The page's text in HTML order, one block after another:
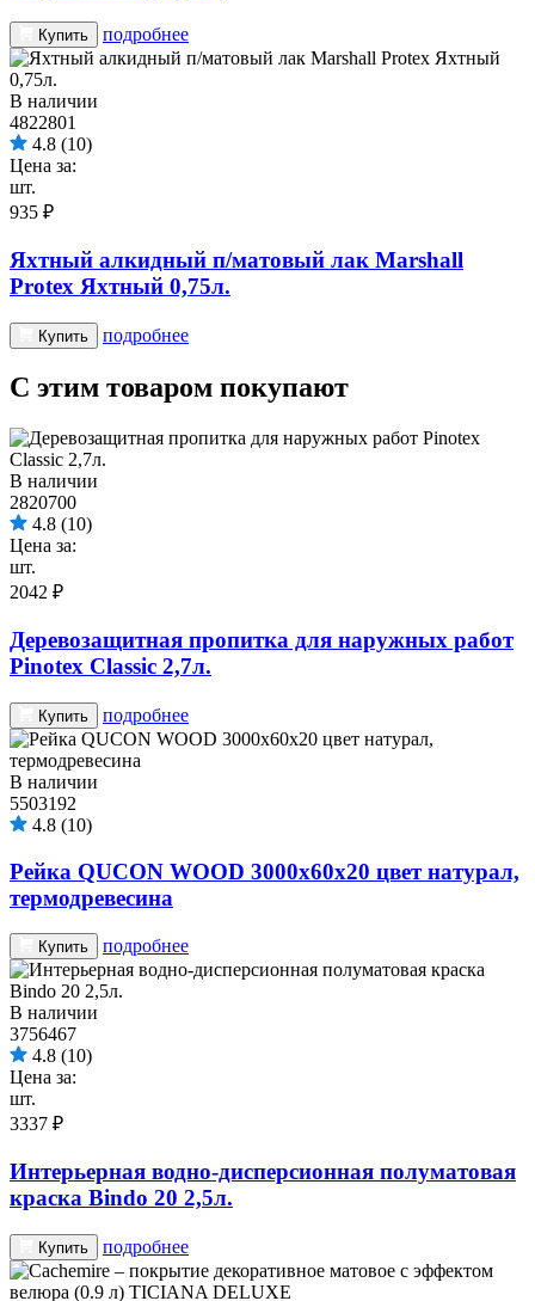
Купить подробнее
В наличии
4822801
4.8 (10)
Цена за:
шт.
935 ₽
Яхтный алкидный п/матовый лак Marshall
Protex Яхтный 0,75л.
Купить подробнее
С этим товаром покупают
В наличии
2820700
4.8 (10)
Цена за:
шт.
2042 ₽
Деревозащитная пропитка для наружных работ
Pinotex Classiс 2,7л.
Купить подробнее
В наличии
5503192
4.8 (10)
Рейка QUCON WOOD 3000х60х20 цвет натурал,
термодревесина
Купить подробнее
В наличии
3756467
4.8 (10)
Цена за:
шт.
3337 ₽
Интерьерная водно-дисперсионная полуматовая
краска Bindo 20 2,5л.
Купить подробнее